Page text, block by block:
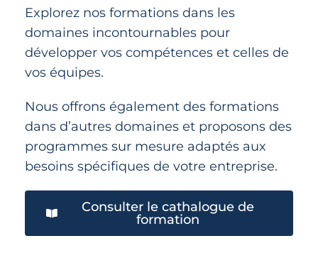
Explorez nos formations dans les
domaines incontournables pour
développer vos compétences et celles de
vos équipes.
Nous offrons également des formations
dans d’autres domaines et proposons des
programmes sur mesure adaptés aux
besoins spécifiques de votre entreprise.
Consulter le cathalogue de
formation